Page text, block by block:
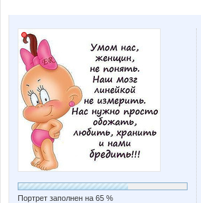
Портрет заполнен на 65 %